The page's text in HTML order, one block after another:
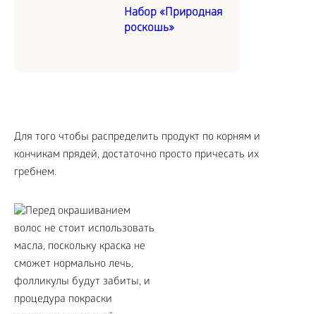
Набор «Природная
роскошь»
Для того чтобы распределить продукт по корням и
кончикам прядей, достаточно просто причесать их
гребнем.